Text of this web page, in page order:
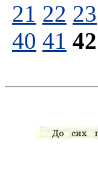
21 22 23
40 41 42